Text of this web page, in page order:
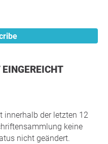
EINGEREICHT
innerhalb der letzten 12
keine
nicht geändert.